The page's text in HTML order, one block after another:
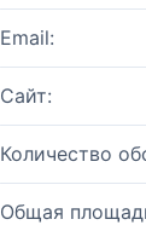
Email:
Сайт:
Количество
Общая